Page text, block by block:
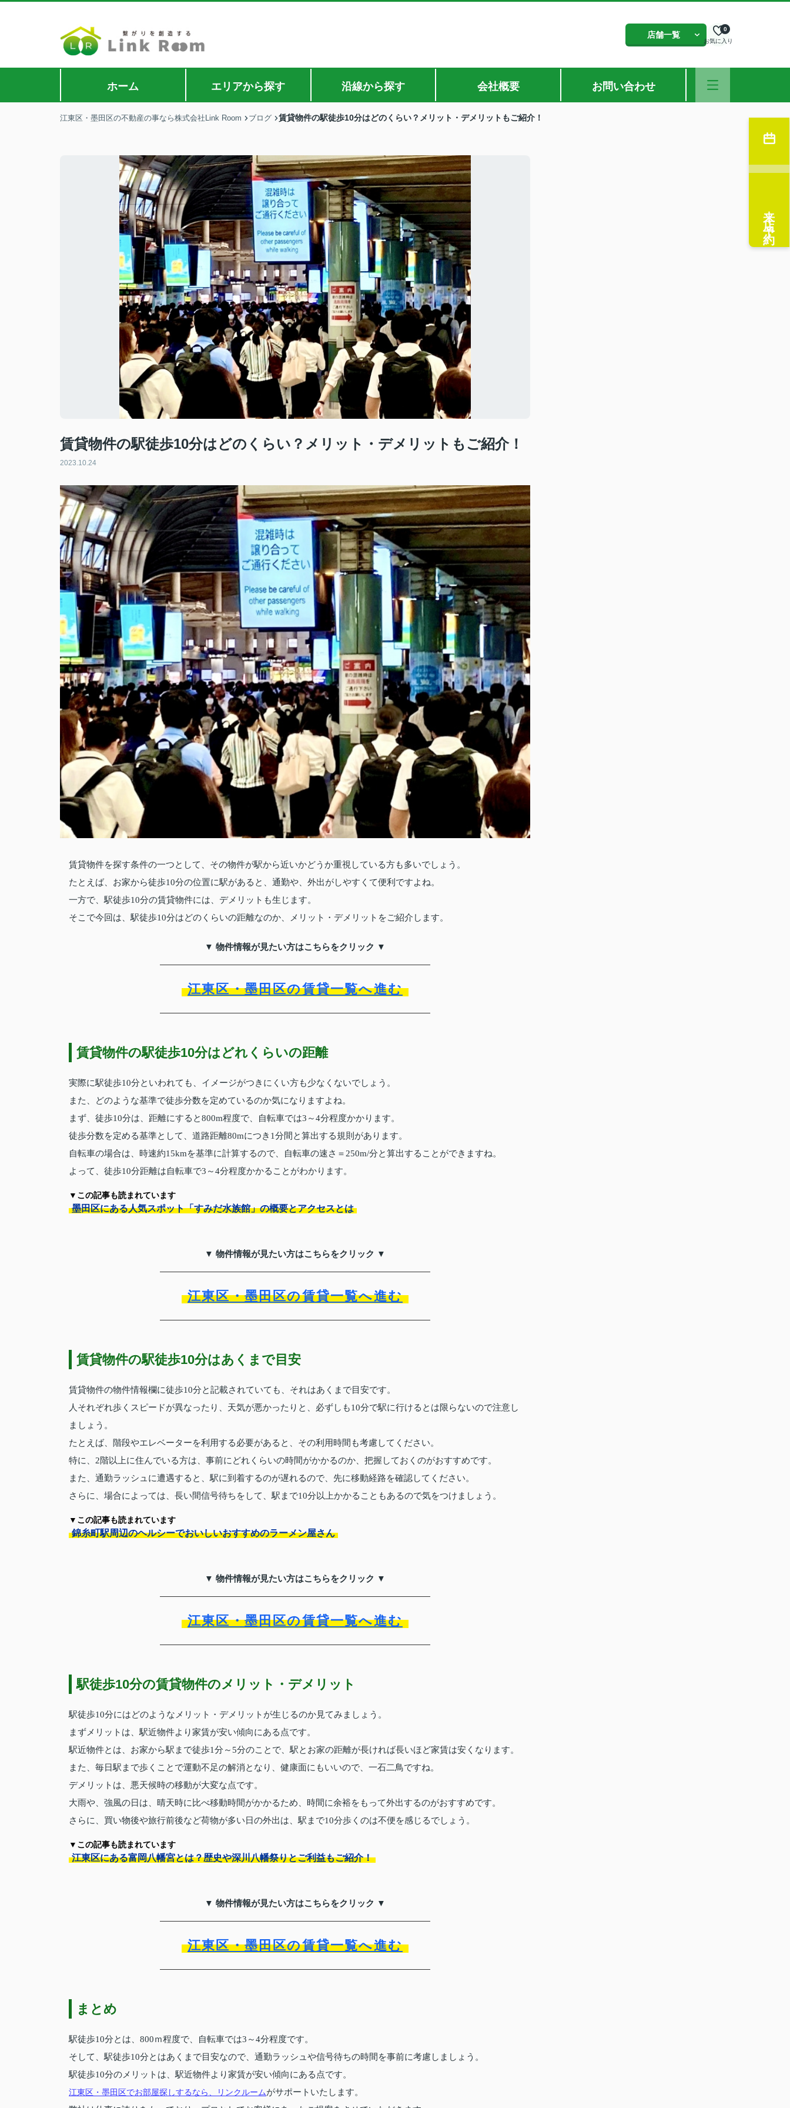
店舗一覧
お気に入り
0
ホーム エリアから探す 沿線から探す 会社概要 お問い合わせ
江東区・墨田区の不動産の事なら株式会社Link Room ブログ 賃貸物件の駅徒歩10分はどのくらい？メリット・デメリットもご紹介！
賃貸物件の駅徒歩10分はどのくらい？メリット・デメリットもご紹介！
2023.10.24
賃貸物件を探す条件の一つとして、その物件が駅から近いかどうか重視している方も多いでしょう。
たとえば、お家から徒歩10分の位置に駅があると、通勤や、外出がしやすくて便利ですよね。
一方で、駅徒歩10分の賃貸物件には、デメリットも生じます。
そこで今回は、駅徒歩10分はどのくらいの距離なのか、メリット・デメリットをご紹介します。
▼ 物件情報が見たい方はこちらをクリック ▼
江東区・墨田区の賃貸一覧へ進む
賃貸物件の駅徒歩10分はどれくらいの距離
実際に駅徒歩10分といわれても、イメージがつきにくい方も少なくないでしょう。
また、どのような基準で徒歩分数を定めているのか気になりますよね。
まず、徒歩10分は、距離にすると800m程度で、自転車では3～4分程度かかります。
徒歩分数を定める基準として、道路距離80mにつき1分間と算出する規則があります。
自転車の場合は、時速約15kmを基準に計算するので、自転車の速さ＝250m/分と算出することができますね。
よって、徒歩10分距離は自転車で3～4分程度かかることがわかります。
▼この記事も読まれています
墨田区にある人気スポット「すみだ水族館」の概要とアクセスとは
▼ 物件情報が見たい方はこちらをクリック ▼
江東区・墨田区の賃貸一覧へ進む
賃貸物件の駅徒歩10分はあくまで目安
賃貸物件の物件情報欄に徒歩10分と記載されていても、それはあくまで目安です。
人それぞれ歩くスピードが異なったり、天気が悪かったりと、必ずしも10分で駅に行けるとは限らないので注意し
ましょう。
たとえば、階段やエレベーターを利用する必要があると、その利用時間も考慮してください。
特に、2階以上に住んでいる方は、事前にどれくらいの時間がかかるのか、把握しておくのがおすすめです。
また、通勤ラッシュに遭遇すると、駅に到着するのが遅れるので、先に移動経路を確認してください。
さらに、場合によっては、長い間信号待ちをして、駅まで10分以上かかることもあるので気をつけましょう。
▼この記事も読まれています
錦糸町駅周辺のヘルシーでおいしいおすすめのラーメン屋さん
▼ 物件情報が見たい方はこちらをクリック ▼
江東区・墨田区の賃貸一覧へ進む
駅徒歩10分の賃貸物件のメリット・デメリット
駅徒歩10分にはどのようなメリット・デメリットが生じるのか見てみましょう。
まずメリットは、駅近物件より家賃が安い傾向にある点です。
駅近物件とは、お家から駅まで徒歩1分～5分のことで、駅とお家の距離が長ければ長いほど家賃は安くなります。
また、毎日駅まで歩くことで運動不足の解消となり、健康面にもいいので、一石二鳥ですね。
デメリットは、悪天候時の移動が大変な点です。
大雨や、強風の日は、晴天時に比べ移動時間がかかるため、時間に余裕をもって外出するのがおすすめです。
さらに、買い物後や旅行前後など荷物が多い日の外出は、駅まで10分歩くのは不便を感じるでしょう。
▼この記事も読まれています
江東区にある富岡八幡宮とは？歴史や深川八幡祭りとご利益もご紹介！
▼ 物件情報が見たい方はこちらをクリック ▼
江東区・墨田区の賃貸一覧へ進む
まとめ
駅徒歩10分とは、800ｍ程度で、自転車では3～4分程度です。
そして、駅徒歩10分とはあくまで目安なので、通勤ラッシュや信号待ちの時間を事前に考慮しましょう。
駅徒歩10分のメリットは、駅近物件より家賃が安い傾向にある点です。
江東区・墨田区でお部屋探しするなら、リンクルームがサポートいたします。
来店予約